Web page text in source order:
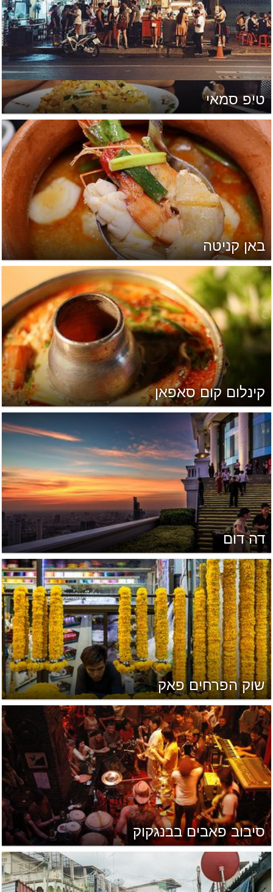
טיפ סמאי
באן קניטה
קינלום קום סאפאן
דה דום
שוק הפרחים פאק
סיבוב פאבים בבנגקוק